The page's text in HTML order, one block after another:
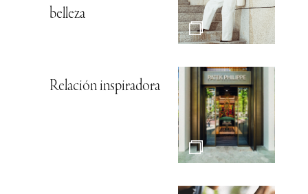
belleza
Relación inspiradora